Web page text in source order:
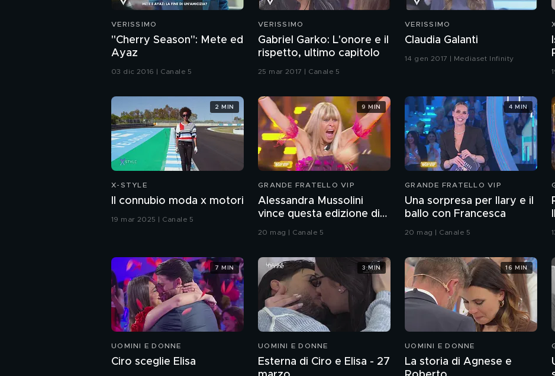
VERISSIMO
"Cherry Season": Mete ed
Ayaz
03 dic 2016 | Canale 5
VERISSIMO
Gabriel Garko: L'onore e il
rispetto, ultimo capitolo
25 mar 2017 | Canale 5
VERISSIMO
Claudia Galanti
14 gen 2017 | Mediaset Infinity
X-STYLE
Il connubio moda x motori
19 mar 2025 | Canale 5
2 MIN
GRANDE FRATELLO VIP
Alessandra Mussolini
vince questa edizione di
Grande Fratello VIP
20 mag | Canale 5
9 MIN
GRANDE FRATELLO VIP
Una sorpresa per Ilary e il
ballo con Francesca
20 mag | Canale 5
4 MIN
UOMINI E DONNE
Ciro sceglie Elisa
7 MIN
UOMINI E DONNE
Esterna di Ciro e Elisa - 27
3 MIN
UOMINI E DONNE
La storia di Agnese e
16 MIN